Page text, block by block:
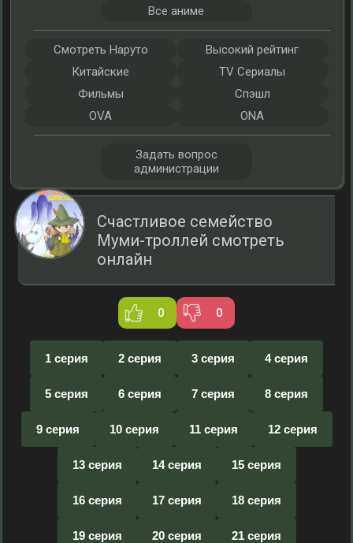
Счастливое семейство
Муми-троллей смотреть
онлайн
0 0
1 серия 2 серия 3 серия 4 серия
5 серия 6 серия 7 серия 8 серия
9 серия 10 серия 11 серия 12 серия
13 серия 14 серия 15 серия
16 серия 17 серия 18 серия
19 серия 20 серия 21 серия
Все аниме
Смотреть Наруто
Высокий рейтинг
Китайские
TV Сериалы
Фильмы
Спэшл
OVA
ONA
Задать вопрос
администрации